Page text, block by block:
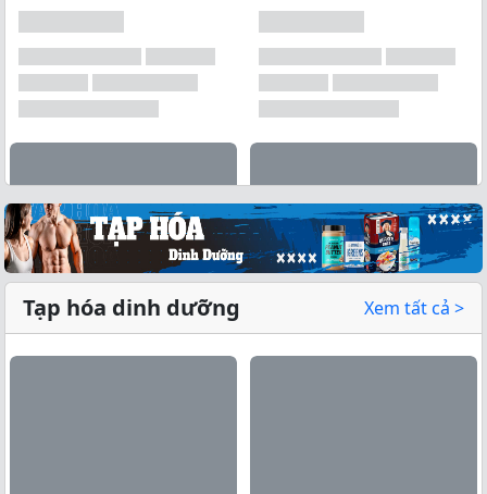
Xem tất cả →
Tạp hóa dinh dưỡng Xem tất cả >